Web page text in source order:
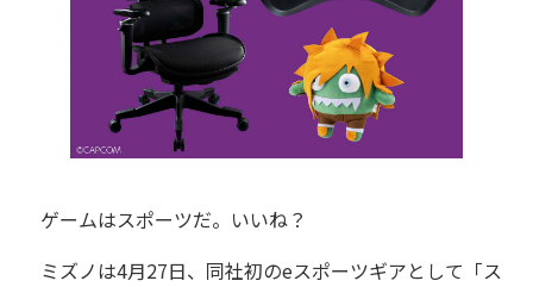
ゲームはスポーツだ。いいね？
ミズノは4月27日、同社初のeスポーツギアとして「ス